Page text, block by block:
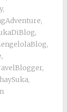
,
,
,
,
,
,
,